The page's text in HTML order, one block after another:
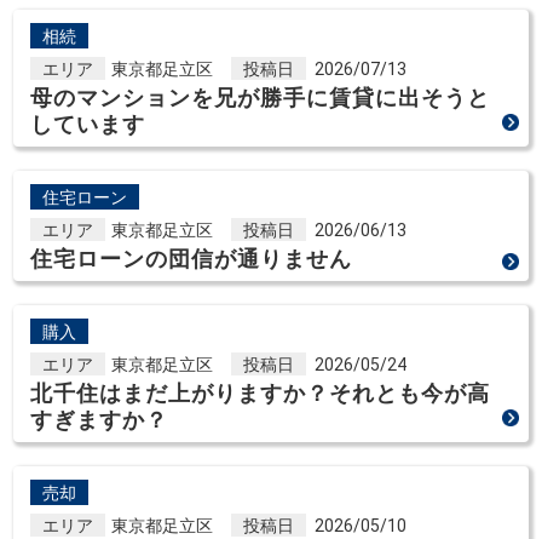
相続
エリア
東京都足立区 投稿日 2026/07/13
母のマンションを兄が勝手に賃貸に出そうと
しています
住宅ローン
エリア
東京都足立区 投稿日 2026/06/13
住宅ローンの団信が通りません
購入
エリア
東京都足立区 投稿日 2026/05/24
北千住はまだ上がりますか？それとも今が高
すぎますか？
売却
エリア
東京都足立区 投稿日 2026/05/10